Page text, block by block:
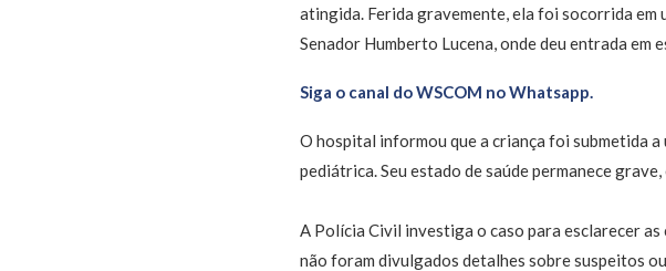
atingida. Ferida gravemente, ela foi socorrida em
Senador Humberto Lucena, onde deu entrada em
Siga o canal do WSCOM no Whatsapp.
O hospital informou que a criança foi submetida
pediátrica. Seu estado de saúde permanece
A Polícia Civil investiga o caso para esclarecer
não foram divulgados detalhes sobre suspeitos